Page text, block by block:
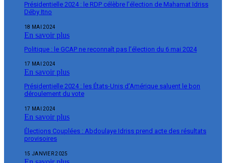
Présidentielle 2024 : le RDP célèbre l’élection de Mahamat Idriss
Déby Itno
18 MAI 2024
En savoir plus
Politique : le GCAP ne reconnaît pas l’élection du 6 mai 2024
17 MAI 2024
En savoir plus
Présidentielle 2024 : les États-Unis d’Amérique saluent le bon
déroulement du vote
17 MAI 2024
En savoir plus
Élections Couplées : Abdoulaye Idriss prend acte des résultats
provisoires
15 JANVIER 2025